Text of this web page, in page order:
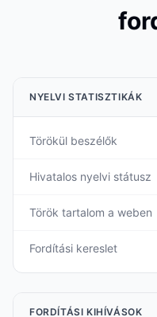
NYELVI STATISZTIKÁK
Törökül beszélők
Hivatalos nyelvi státusz
Török tartalom a weben
Fordítási kereslet
FORDÍTÁSI KIHÍVÁSOK